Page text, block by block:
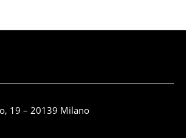
19 – 20139 Milano